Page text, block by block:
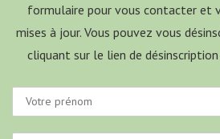
formulaire pour vous contacter et
mises à jour. Vous pouvez vous
cliquant sur le lien de